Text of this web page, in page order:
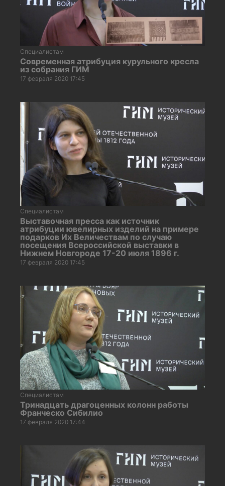
Специалистам
Современная атрибуция курульного кресла
из собрания ГИМ
17 февраля 2020 17:45
Специалистам
Выставочная пресса как источник
атрибуции ювелирных изделий на примере
подарков Их Величествам по случаю
посещения Всероссийской выставки в
Нижнем Новгороде 17-20 июля 1896 г.
17 февраля 2020 17:45
Специалистам
Тринадцать драгоценных колонн работы
Франческо Сибилио
17 февраля 2020 17:44